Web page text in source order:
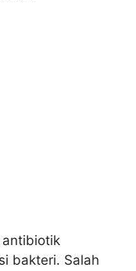
antibiotik
bakteri. Salah